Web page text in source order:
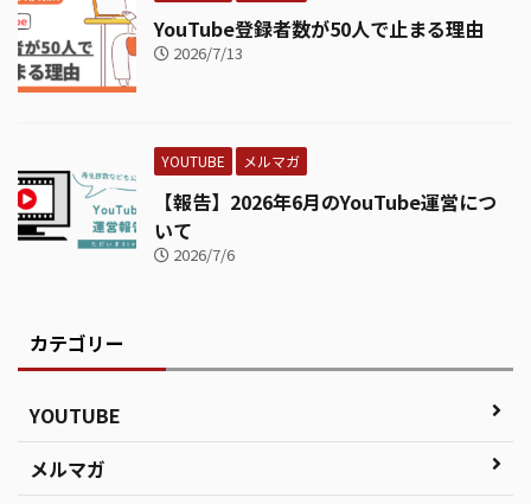
YouTube登録者数が50人で止まる理由
2026/7/13
YOUTUBE メルマガ
【報告】2026年6月のYouTube運営につ
いて
2026/7/6
カテゴリー
YOUTUBE
メルマガ